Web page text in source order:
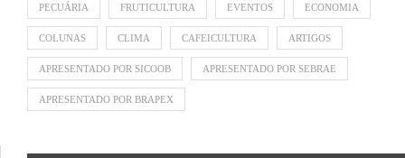
PECUÁRIA FRUTICULTURA EVENTOS ECONOMIA
COLUNAS CLIMA CAFEICULTURA ARTIGOS
APRESENTADO POR SICOOB APRESENTADO POR SEBRAE
APRESENTADO POR BRAPEX